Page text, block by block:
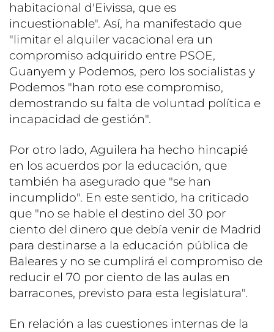
habitacional d'Eivissa, que es
incuestionable". Así, ha manifestado que
"limitar el alquiler vacacional era un
compromiso adquirido entre PSOE,
Guanyem y Podemos, pero los socialistas y
Podemos "han roto ese compromiso,
demostrando su falta de voluntad política e
incapacidad de gestión".
Por otro lado, Aguilera ha hecho hincapié
en los acuerdos por la educación, que
también ha asegurado que "se han
incumplido". En este sentido, ha criticado
que "no se hable el destino del 30 por
ciento del dinero que debía venir de Madrid
para destinarse a la educación pública de
Baleares y no se cumplirá el compromiso de
reducir el 70 por ciento de las aulas en
barracones, previsto para esta legislatura".
En relación a las cuestiones internas de la